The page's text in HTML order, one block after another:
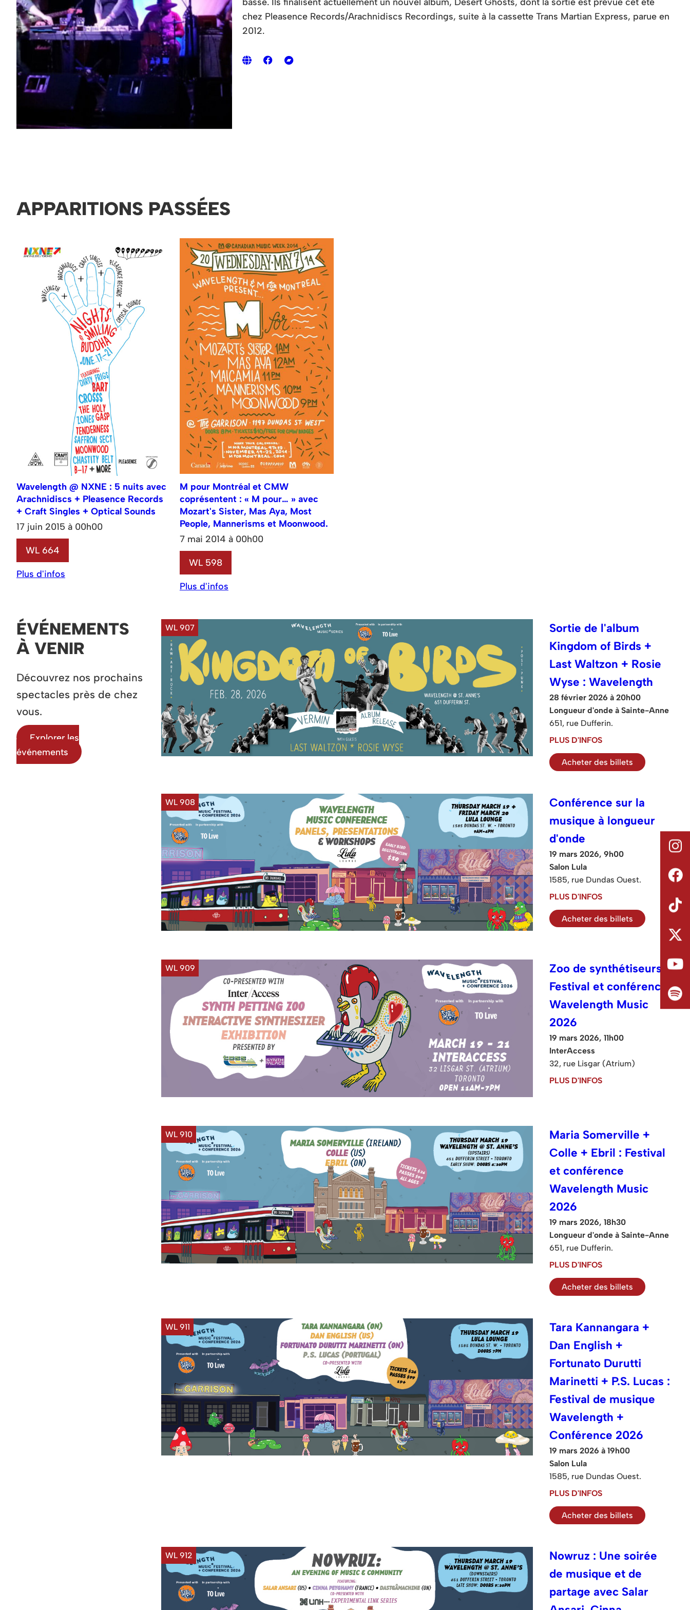
chez Pleasence Records/Arachnidiscs Recordings, suite à la cassette Trans Martian Express, parue en
2012.
APPARITIONS PASSÉES
Wavelength @ NXNE : 5 nuits avec
Arachnidiscs + Pleasence Records
+ Craft Singles + Optical Sounds
17 juin 2015 à 00h00
WL 664
Plus d'infos
M pour Montréal et CMW
coprésentent : « M pour… » avec
Mozart's Sister, Mas Aya, Most
People, Mannerisms et Moonwood.
7 mai 2014 à 00h00
WL 598
Plus d'infos
ÉVÉNEMENTS
À VENIR
Découvrez nos prochains
spectacles près de chez
vous.
Explorer les
événements
WL 907
Sortie de l'album
Kingdom of Birds +
Last Waltzon + Rosie
Wyse : Wavelength
28 février 2026 à 20h00
Longueur d'onde à Sainte-Anne
651, rue Dufferin.
PLUS D'INFOS
Acheter des billets
WL 908
Conférence sur la
musique à longueur
d'onde
19 mars 2026, 9h00
Salon Lula
1585, rue Dundas Ouest.
PLUS D'INFOS
Acheter des billets
WL 909
Zoo de synthétiseurs :
Festival et conférence
Wavelength Music
2026
19 mars 2026, 11h00
InterAccess
32, rue Lisgar (Atrium)
PLUS D'INFOS
WL 910
Maria Somerville +
Colle + Ebril : Festival
et conférence
Wavelength Music
2026
19 mars 2026, 18h30
Longueur d'onde à Sainte-Anne
651, rue Dufferin.
PLUS D'INFOS
Acheter des billets
WL 911
Tara Kannangara +
Dan English +
Fortunato Durutti
Marinetti + P.S. Lucas :
Festival de musique
Wavelength +
Conférence 2026
19 mars 2026 à 19h00
Salon Lula
1585, rue Dundas Ouest.
PLUS D'INFOS
Acheter des billets
WL 912
Nowruz : Une soirée
de musique et de
partage avec Salar